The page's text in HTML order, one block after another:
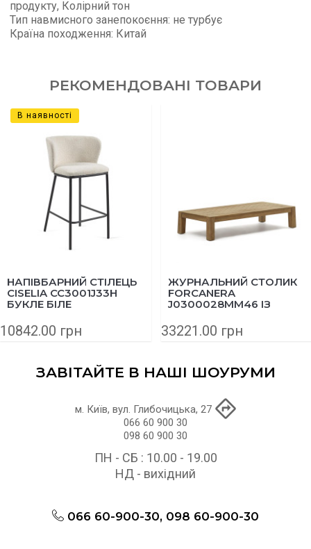
продукту, Колірний тон
Тип навмисного занепокоєння: не турбує
Країна походження: Китай
РЕКОМЕНДОВАНІ ТОВАРИ
В наявності
НАПІВБАРНИЙ СТІЛЕЦЬ
CISELIA CC3001J33H
БУКЛЕ БІЛЕ
10842.00 грн
ЖУРНАЛЬНИЙ СТОЛИК
FORCANERA
J0300028MM46 ІЗ
СМ
33221.00 грн
ЗАВІТАЙТЕ В НАШІ ШОУРУМИ
м. Київ, вул. Глибочицька, 27
066 60 900 30
098 60 900 30
ПН - СБ : 10.00 - 19.00
НД - вихідний
066 60-900-30, 098 60-900-30